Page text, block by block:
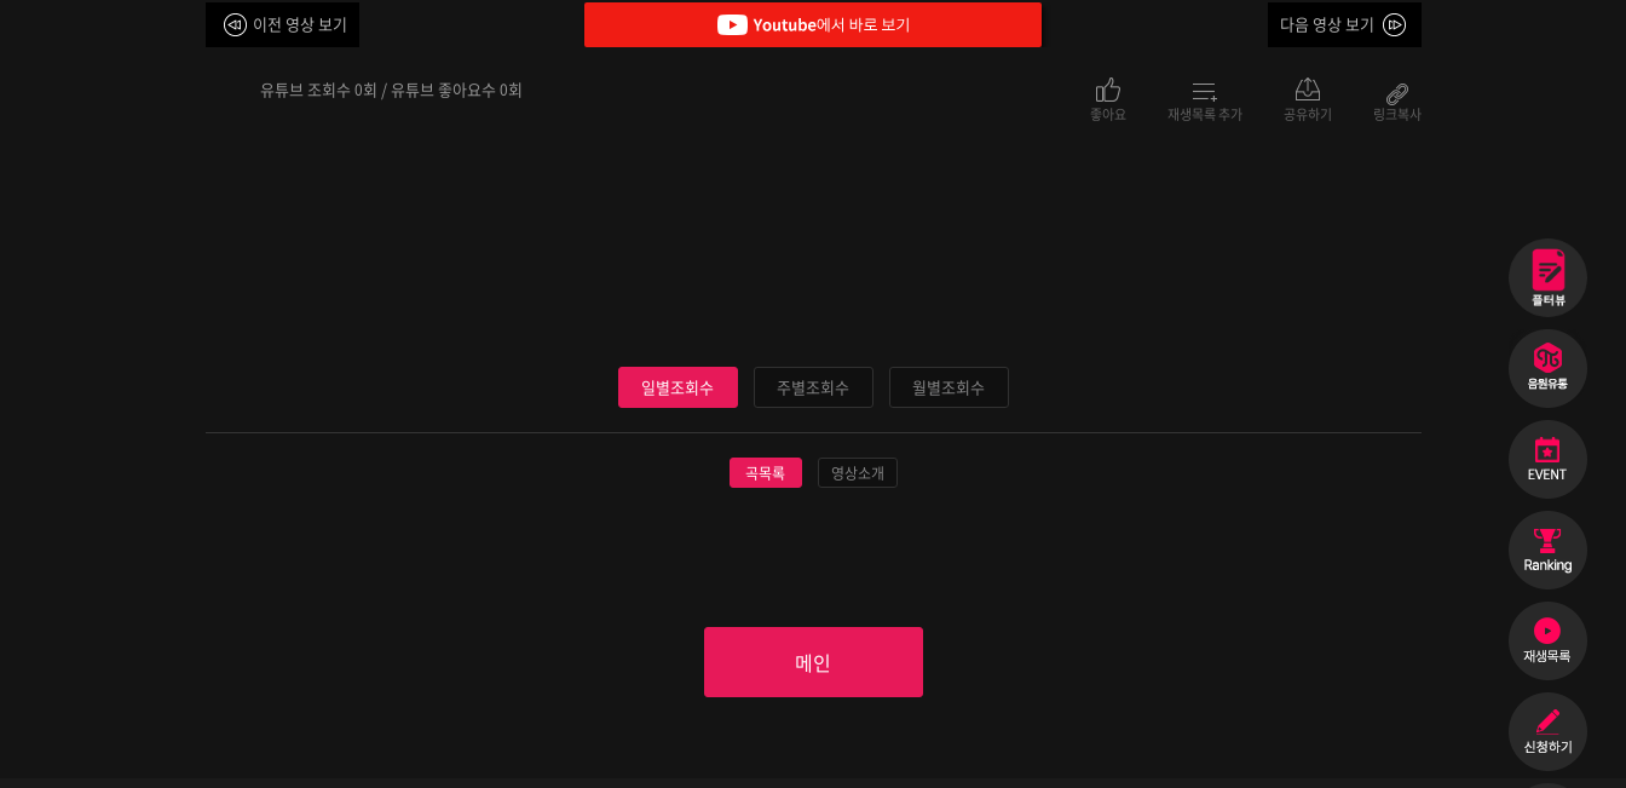
이전 영상 보기 다음 영상 보기
유튜브 조회수 0회 / 유튜브 좋아요수 0회
좋아요 재생목록 추가 공유하기 링크복사
일별조회수 주별조회수 월별조회수
곡목록 영상소개
메인